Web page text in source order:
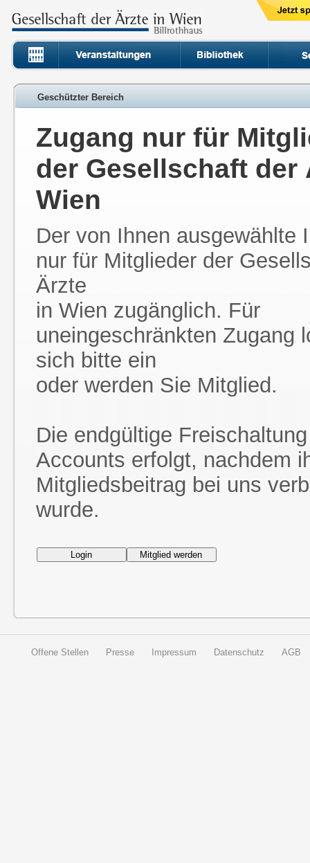
Geschützter Bereich
Zugang nur für
der Gesellschaft der
Wien
Der von Ihnen ausgewählte
nur für Mitglieder der
Ärzte
in Wien zugänglich. Für
uneingeschränkten Zugang
sich bitte ein
oder werden Sie Mitglied.
Die endgültige
Accounts erfolgt, nachdem
Mitgliedsbeitrag bei uns
wurde.
Offene Stellen Presse Impressum Datenschutz AGB